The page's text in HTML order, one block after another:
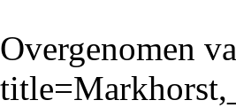
Overgenomen